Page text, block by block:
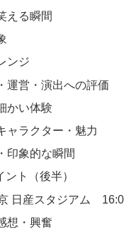
える瞬間
ンジ
運営・演出への評価
かい体験
ャラクター・魅力
印象的な瞬間
ント（後半）
日産スタジアム
想・興奮